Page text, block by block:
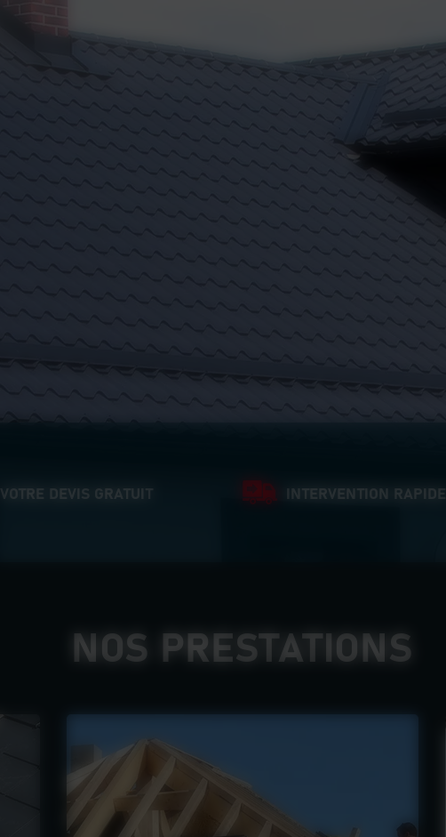
VOTRE DEVIS GRATUIT INTERVENTION RAPIDE
NOS PRESTATIONS